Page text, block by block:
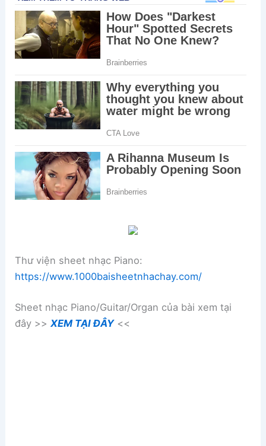
Thư viện sheet nhạc Piano:
https://www.1000baisheetnhachay.com/
Sheet nhạc Piano/Guitar/Organ của bài xem tại
đây >>XEM TẠI ĐÂY<<